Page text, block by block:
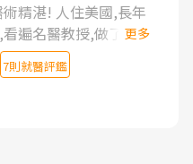
精湛! 人住美國,長年
遍名醫教授,做了各種
灸及物理徒手治療都
藥都效果有限,只是壓
嚴重影響生活品質.
主任是頸頭症候群專
更多
7則就醫評鑑